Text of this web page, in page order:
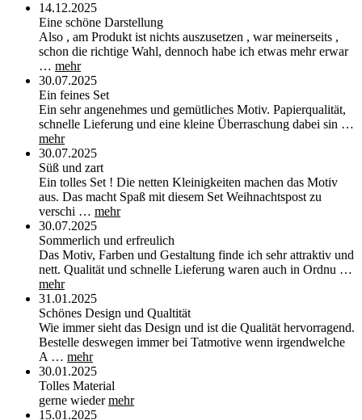
14.12.2025
Eine schöne Darstellung
Also , am Produkt ist nichts auszusetzen , war meinerseits ,
schon die richtige Wahl, dennoch habe ich etwas mehr erwar
… mehr
30.07.2025
Ein feines Set
Ein sehr angenehmes und gemütliches Motiv. Papierqualität,
schnelle Lieferung und eine kleine Überraschung dabei sin …
mehr
30.07.2025
Süß und zart
Ein tolles Set ! Die netten Kleinigkeiten machen das Motiv
aus. Das macht Spaß mit diesem Set Weihnachtspost zu
verschi … mehr
30.07.2025
Sommerlich und erfreulich
Das Motiv, Farben und Gestaltung finde ich sehr attraktiv und
nett. Qualität und schnelle Lieferung waren auch in Ordnu …
mehr
31.01.2025
Schönes Design und Qualtität
Wie immer sieht das Design und ist die Qualität hervorragend.
Bestelle deswegen immer bei Tatmotive wenn irgendwelche
A … mehr
30.01.2025
Tolles Material
gerne wiedermehr
15.01.2025